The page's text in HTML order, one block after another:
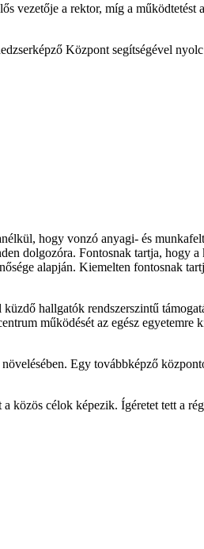
vezetője a rektor, míg a
Központ segítségével
hogy vonzó anyagi- és
dolgozóra. Fontosnak tartja, hogy
alapján. Kiemelten fontosnak
hallgatók rendszerszintű
működését az egész egyetemre
Egy továbbképző
célok képezik. Ígéretet tett a